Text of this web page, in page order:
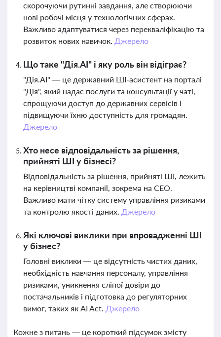
скорочуючи рутинні завдання, але створюючи
нові робочі місця у технологічних сферах.
Важливо адаптуватися через перекваліфікацію та
розвиток нових навичок. Джерело
Що таке "Дія.АІ" і яку роль він відіграє?
"Дія.АІ" — це державний ШІ-асистент на порталі
"Дія", який надає послуги та консультації у чаті,
спрощуючи доступ до державних сервісів і
підвищуючи їхню доступність для громадян.
Джерело
Хто несе відповідальність за рішення,
прийняті ШІ у бізнесі?
Відповідальність за рішення, прийняті ШІ, лежить
на керівництві компанії, зокрема на CEO.
Важливо мати чітку систему управління ризиками
та контролю якості даних. Джерело
Які ключові виклики при впровадженні ШІ
у бізнес?
Головні виклики — це відсутність чистих даних,
необхідність навчання персоналу, управління
ризиками, уникнення сліпої довіри до
постачальників і підготовка до регуляторних
вимог, таких як AI Act. Джерело
Кожне з питань — це короткий підсумок змісту